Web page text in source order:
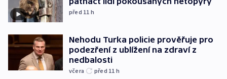
před 11 h
Nehodu Turka policie prověřuje pro
podezření z ublížení na zdraví z
nedbalosti
včera před 11 h